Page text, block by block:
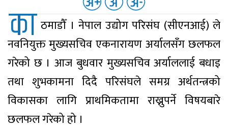
का ठमाडौँ । नेपाल उद्योग परिसंघ (सीएनआई) ले
नवनियुक्त मुख्यसचिव एकनारायण अर्यालसँग छलफल
गरेको छ । आज बुधवार मुख्यसचिव अर्याललाई बधाइ
तथा शुभकामना दिदै परिसंघले समग्र अर्थतन्त्रको
विकासका लागि प्राथमिकतामा राख्नुपर्ने विषयबारे
छलफल गरेको हो ।